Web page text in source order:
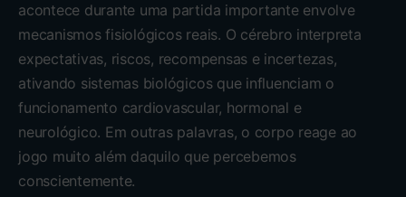
acontece durante uma partida importante envolve
mecanismos fisiológicos reais. O cérebro interpreta
expectativas, riscos, recompensas e incertezas,
ativando sistemas biológicos que influenciam o
funcionamento cardiovascular, hormonal e
neurológico. Em outras palavras, o corpo reage ao
jogo muito além daquilo que percebemos
conscientemente.